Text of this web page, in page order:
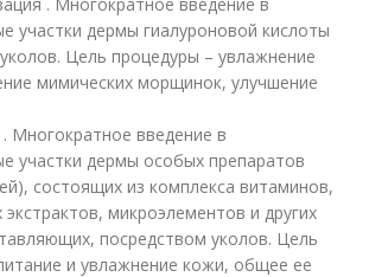
участки дермы гиалуроновой кислоты
Цель процедуры – увлажнение
мимических морщинок, улучшение
Многократное введение в
участки дермы особых препаратов
состоящих из комплекса витаминов,
экстрактов, микроэлементов и других
посредством уколов. Цель
и увлажнение кожи, общее ее